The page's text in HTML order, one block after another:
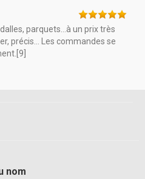
parquets...à un prix très
précis... Les commandes se
nom